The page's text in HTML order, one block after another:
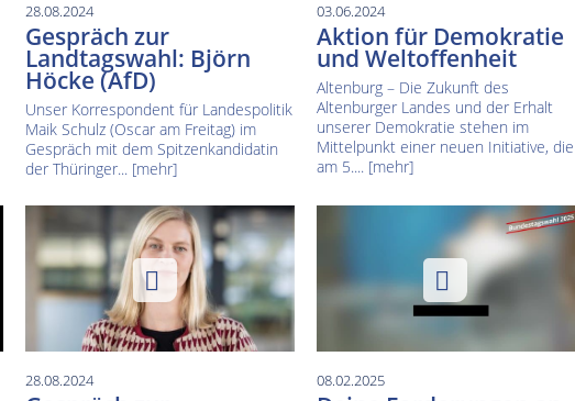
28.08.2024
Gespräch zur
Landtagswahl: Björn
Höcke (AfD)
Unser Korrespondent für Landespolitik
Maik Schulz (Oscar am Freitag) im
Gespräch mit dem Spitzenkandidatin
der Thüringer... [mehr]
03.06.2024
Aktion für Demokratie
und Weltoffenheit
Altenburg – Die Zukunft des
Altenburger Landes und der Erhalt
unserer Demokratie stehen im
Mittelpunkt einer neuen Initiative, die
am 5.... [mehr]
28.08.2024 08.02.2025